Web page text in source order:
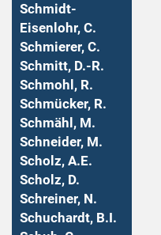
Schmidt-
Eisenlohr, C.
Schmierer, C.
Schmitt, D.-R.
Schmohl, R.
Schmücker, R.
Schmähl, M.
Schneider, M.
Scholz, A.E.
Scholz, D.
Schreiner, N.
Schuchardt, B.I.